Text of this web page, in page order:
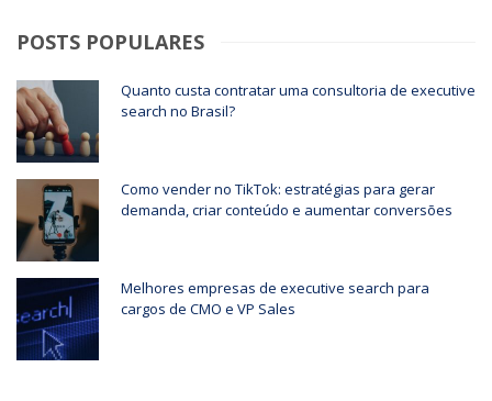
POSTS POPULARES
Quanto custa contratar uma consultoria de executive
search no Brasil?
Como vender no TikTok: estratégias para gerar
demanda, criar conteúdo e aumentar conversões
Melhores empresas de executive search para
cargos de CMO e VP Sales